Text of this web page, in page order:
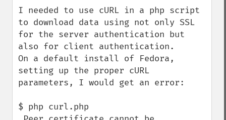
I needed to use cURL in a php script
to download data using not only SSL
for the server authentication but
also for client authentication.
On a default install of Fedora,
setting up the proper cURL
parameters, I would get an error:
$ php curl.php